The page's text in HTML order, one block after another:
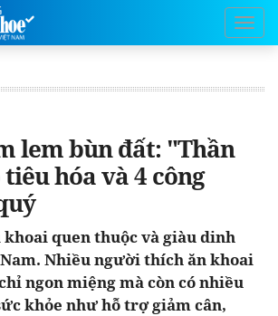
lem bùn đất: "Thần
hóa và 4 công
khoai quen thuộc và giàu dinh
Nhiều người thích ăn khoai
ngon miệng mà còn có nhiều
khỏe như hỗ trợ giảm cân,